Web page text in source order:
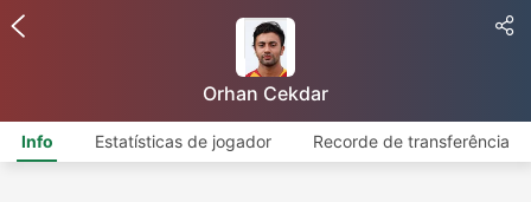
Orhan Cekdar
Info Estatísticas de jogador Recorde de transferência